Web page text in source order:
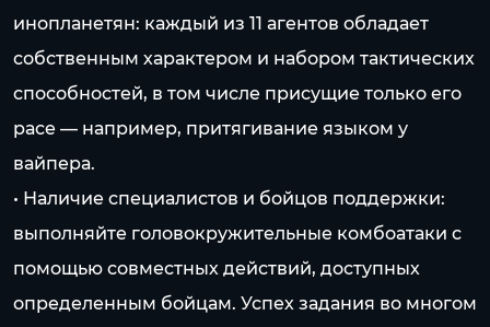
инопланетян: каждый из 11 агентов обладает
собственным характером и набором тактических
способностей, в том числе присущие только его
расе — например, притягивание языком у
вайпера.
• Наличие специалистов и бойцов поддержки:
выполняйте головокружительные комбоатаки с
помощью совместных действий, доступных
определенным бойцам. Успех задания во многом